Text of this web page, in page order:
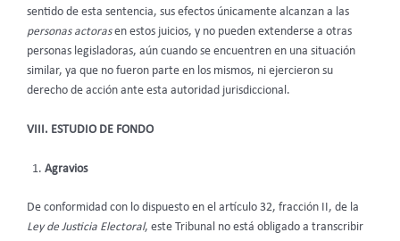
sentido de esta sentencia, sus efectos únicamente alcanzan a las
personas actorasen estos juicios, y no pueden extenderse a otras
personas legisladoras, aún cuando se encuentren en una situación
similar, ya que no fueron parte en los mismos, ni ejercieron su
derecho de acción ante esta autoridad jurisdiccional.
VIII. ESTUDIO DE FONDO
Agravios
De conformidad con lo dispuesto en el artículo 32, fracción II, de la
Ley de Justicia Electoral, este Tribunal no está obligado a transcribir